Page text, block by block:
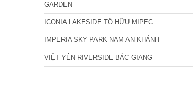
GARDEN
ICONIA LAKESIDE TỐ HỮU MIPEC
IMPERIA SKY PARK NAM AN KHÁNH
VIỆT YÊN RIVERSIDE BẮC GIANG